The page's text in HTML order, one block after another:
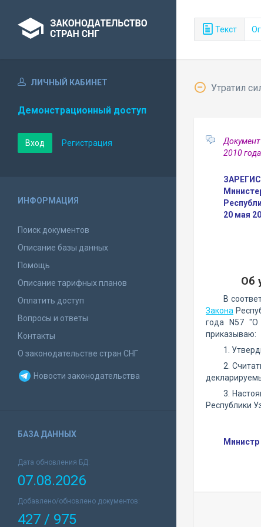
Текст
ЛИЧНЫЙ КАБИНЕТ
Демонстрационный доступ
Вход Регистрация
ИНФОРМАЦИЯ
Поиск документов
Описание базы данных
Помощь
Описание тарифных планов
Оплатить доступ
Вопросы и ответы
Контакты
О законодательстве стран СНГ
Новости законодательства
БАЗА ДАННЫХ
Дата обновления БД:
07.08.2026
Добавлено/обновлено документов:
427 / 975
Утратил
2010
20 мая
Об
В
Закона
года N57 "О
приказываю:
1.
2.
3.
Республики